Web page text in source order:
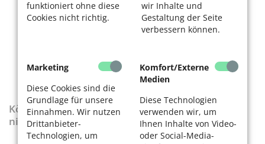
funktioniert ohne diese
Cookies nicht richtig.
wir Inhalte und
Gestaltung der Seite
verbessern können.
Marketing
Diese Cookies sind die
Grundlage für unsere
Einnahmen. Wir nutzen
Drittanbieter-
Technologien, um
Komfort/Externe
Medien
Diese Technologien
verwenden wir, um
Ihnen Inhalte von Video-
oder Social-Media-
KölnerLeben-Sonderausgabe „Wenn die Rente
nicht reicht“